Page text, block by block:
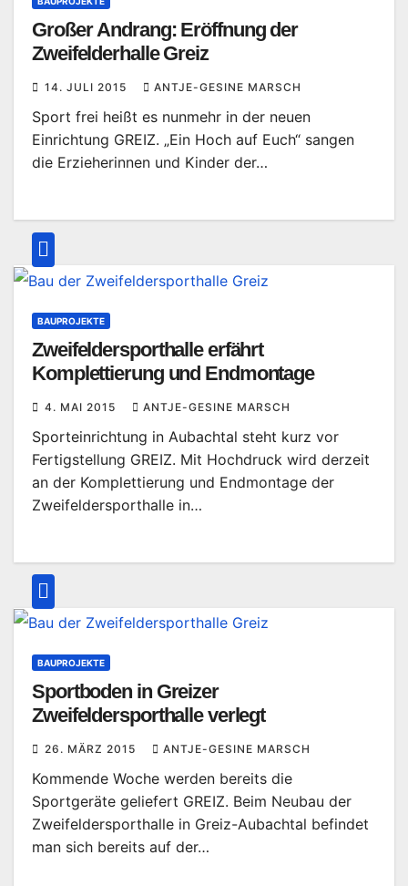
Großer Andrang: Eröffnung der
Zweifelderhalle Greiz
14. JULI 2015 ANTJE-GESINE MARSCH
Sport frei heißt es nunmehr in der neuen
Einrichtung GREIZ. „Ein Hoch auf Euch“ sangen
die Erzieherinnen und Kinder der…
BAUPROJEKTE
Zweifeldersporthalle erfährt
Komplettierung und Endmontage
4. MAI 2015 ANTJE-GESINE MARSCH
Sporteinrichtung in Aubachtal steht kurz vor
Fertigstellung GREIZ. Mit Hochdruck wird derzeit
an der Komplettierung und Endmontage der
Zweifeldersporthalle in…
BAUPROJEKTE
Sportboden in Greizer
Zweifeldersporthalle verlegt
26. MÄRZ 2015 ANTJE-GESINE MARSCH
Kommende Woche werden bereits die
Sportgeräte geliefert GREIZ. Beim Neubau der
Zweifeldersporthalle in Greiz-Aubachtal befindet
man sich bereits auf der…